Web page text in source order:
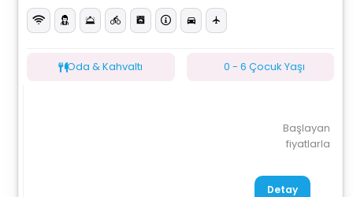
Oda & Kahvaltı 0 - 6 Çocuk Yaşı
Başlayan
fiyatlarla
Detay